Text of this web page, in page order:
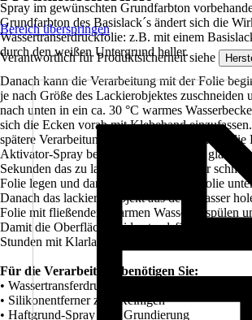
Spray im gewünschten Grundfarbton
Grundfarbton des Basislack´s ändert sich die
Wassertranserdruckfolie: z.B. mit einem
durch den weißen Untergrund heller.
Danach kann die Verarbeitung mit der Folie
je nach Größe des Lackierobjektes zuschneiden
nach unten in ein ca. 30 °C warmes
sich die Ecken vorab mit Klebeband
spätere Verarbeitung. Nach ca. 90 Sekunden die
Aktivator-Spray besprühen bis die Folie glänzt.
Sekunden das zu lackierende Teil mit der
Folie legen und dann komplett mit der Folie
Danach das lackierte Objekt aus dem Wasser
Folie mit fließendem warmen Wasser abspülen
Damit die Oberfläche widerstandsfähig wird,
Stunden mit Klarlack-Spray überziehen.
Für die Verarbeitung benötigen Sie:
• Wassertransferdruckfolie im gewünschten
• Silikonentferner zum Reinigen
• Haftgrund-Spray zum Grundierung
Bereich überspringen
Verantwortlich für Produktsicherheit siehe